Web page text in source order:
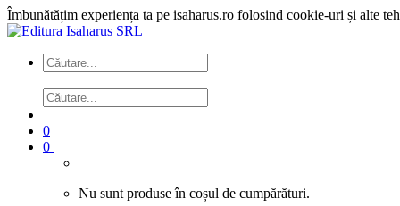
Îmbunătățim experiența ta pe isaharus.ro folosind cookie-uri și alte
0
0
Nu sunt produse în coșul de cumpărături.